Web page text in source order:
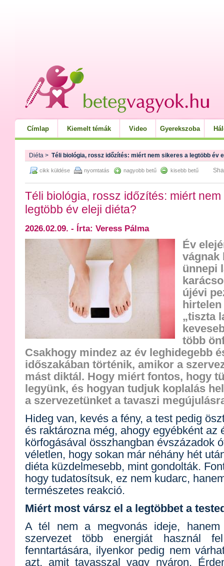
Címlap Kiemelt témák Video Gyerekszoba
Diéta > Téli biológia, rossz időzítés: miért nem sikeres a legtöbb év
cikk küldése nyomtatás nagyobb betű kisebb betű
Téli biológia, rossz időzítés: miért
legtöbb év eleji diéta?
2026.02.09. - Írta: Veress Pálma
Év
vágnak
ünnepi
újévi
„tiszta
több
Csakhogy mindez az év leghidegebb
időszakában történik, amikor a
mást diktál. Hogy miért fontos, hogy
legyünk, és hogyan tudjuk koplalás
a szervezetünket a tavaszi
Hideg van, kevés a fény, a test pedig
és raktározna még, ahogy egyébként az
körfogásával összhangban évszázadok
véletlen, hogy sokan már néhány hét
diéta küzdelmesebb, mint gondolták.
hogy tudatosítsuk, ez nem kudarc,
természetes reakció.
Miért most vársz el a legtöbbet a
A tél nem a megvonás ideje,
szervezet több energiát használ
fenntartására, ilyenkor pedig nem
azt, amit tavasszal vagy nyáron.